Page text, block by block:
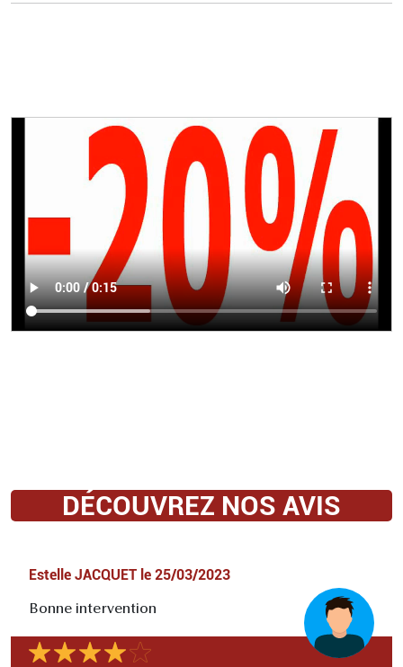
DÉCOUVREZ NOS AVIS
Estelle JACQUET le 25/03/2023
Bonne intervention